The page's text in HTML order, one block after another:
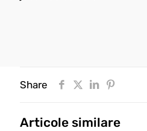
Share
Articole similare